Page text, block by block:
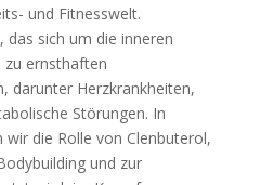
und Fitnesswelt.
sich um die inneren
zu ernsthaften
darunter Herzkrankheiten,
Störungen. In
die Rolle von Clenbuterol,
und zur